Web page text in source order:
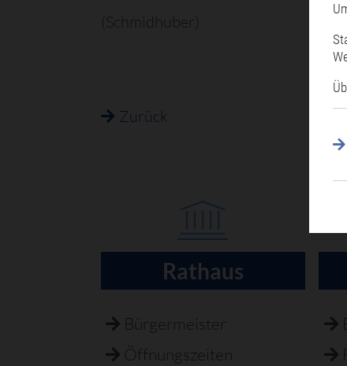
(Schmidhuber)
Zurück
Rathaus
Bürgermeister
Öffnungszeiten